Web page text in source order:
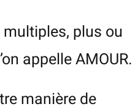
plus ou
appelle AMOUR.
manière de